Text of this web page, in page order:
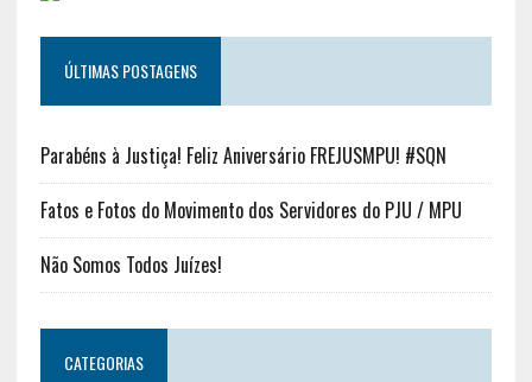
ÚLTIMAS POSTAGENS
Parabéns à Justiça! Feliz Aniversário FREJUSMPU! #SQN
Fatos e Fotos do Movimento dos Servidores do PJU / MPU
Não Somos Todos Juízes!
CATEGORIAS